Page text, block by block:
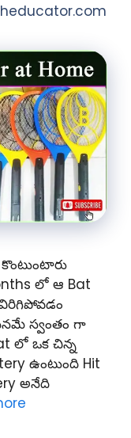
లో ఆ Bat
స్వంతం గా
లో ఒక చిన్న
ఉంటుంది Hit
అనేది